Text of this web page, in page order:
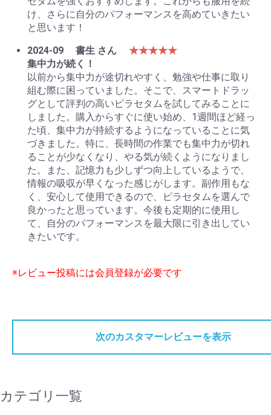
け、さらに自分のパフォーマンスを高めていきたい
と思います！
2024-09
書生 さん
★★★★★
集中力が続く！
以前から集中力が途切れやすく、勉強や仕事に取り
組む際に困っていました。そこで、スマートドラッ
グとして評判の高いピラセタムを試してみることに
しました。購入からすぐに使い始め、1週間ほど経っ
た頃、集中力が持続するようになっていることに気
づきました。特に、長時間の作業でも集中力が切れ
ることが少なくなり、やる気が続くようになりまし
た。また、記憶力も少しずつ向上しているようで、
情報の吸収が早くなった感じがします。副作用もな
く、安心して使用できるので、ピラセタムを選んで
良かったと思っています。今後も定期的に使用し
て、自分のパフォーマンスを最大限に引き出してい
きたいです。
※レビュー投稿には会員登録が必要です
次のカスタマーレビューを表示
カテゴリ一覧